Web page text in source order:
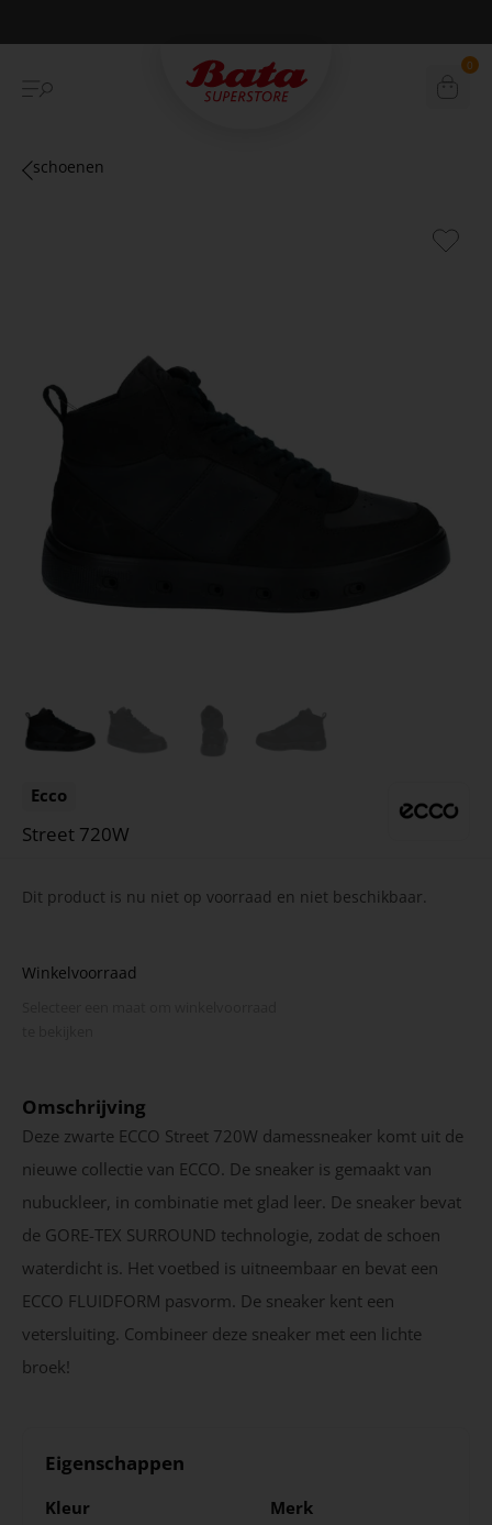
Duurzame verzending 0
schoenen
Ecco
Street 720W
Dit product is nu niet op voorraad en niet beschikbaar.
Winkelvoorraad
Omschrijving
Deze zwarte ECCO Street 720W damessneaker komt uit de
nieuwe collectie van ECCO. De sneaker is gemaakt van
nubuckleer, in combinatie met glad leer. De sneaker bevat
de GORE-TEX SURROUND technologie, zodat de schoen
waterdicht is. Het voetbed is uitneembaar en bevat een
ECCO FLUIDFORM pasvorm. De sneaker kent een
vetersluiting. Combineer deze sneaker met een lichte
broek!
Eigenschappen
Kleur
Merk